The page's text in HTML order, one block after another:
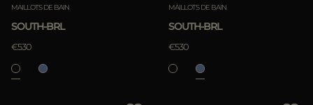
MAILLOTS DE BAIN
SOUTH-BRL
€530
MAILLOTS DE BAIN
SOUTH-BRL
€530